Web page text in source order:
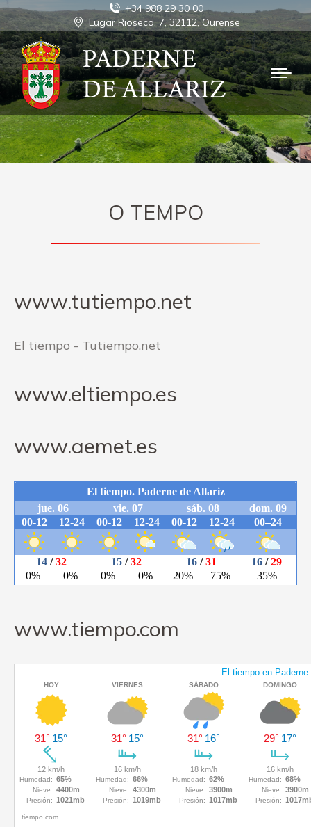
+34 988 29 30 00
Lugar Rioseco, 7, 32112, Ourense
O TEMPO
www.tutiempo.net
El tiempo - Tutiempo.net
www.eltiempo.es
www.aemet.es
www.tiempo.com